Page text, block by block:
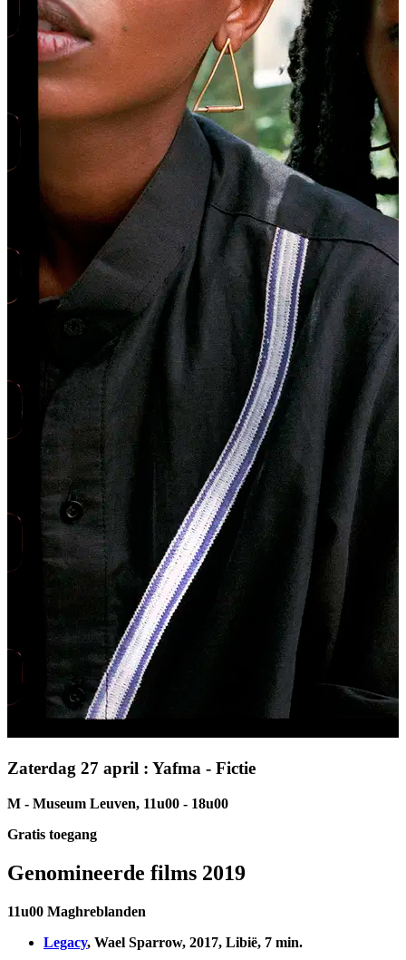
Zaterdag 27 april : Yafma - Fictie
M - Museum Leuven, 11u00 - 18u00
Gratis toegang
Genomineerde films 2019
11u00 Maghreblanden
Legacy, Wael Sparrow, 2017, Libië, 7 min.